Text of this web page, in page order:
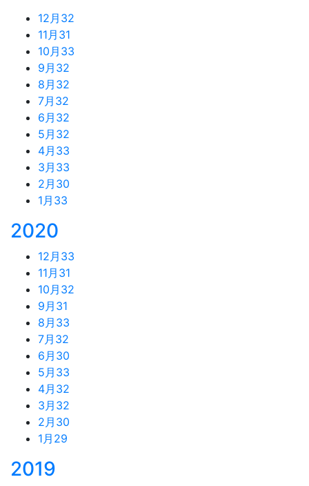
12月 32
11月 31
10月 33
9月 32
8月 32
7月 32
6月 32
5月 32
4月 33
3月 33
2月 30
1月 33
2020
12月 33
11月 31
10月 32
9月 31
8月 33
7月 32
6月 30
5月 33
4月 32
3月 32
2月 30
1月 29
2019